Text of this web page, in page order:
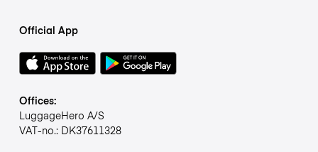
Official App
Offices:
LuggageHero A/S
VAT-no.: DK37611328